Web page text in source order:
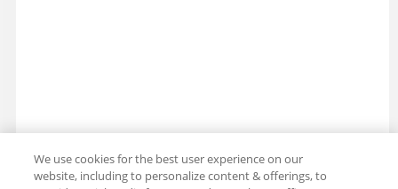
We use cookies for the best user experience on our
website, including to personalize content & offerings, to